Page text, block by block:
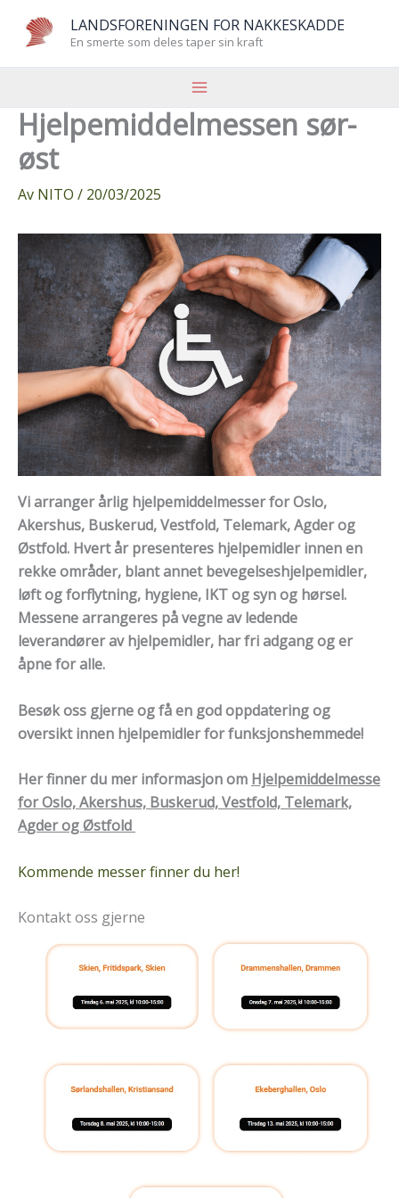
LANDSFORENINGEN FOR NAKKESKADDE
En smerte som deles taper sin kraft
Hjelpemiddelmessen sør-
øst
Av NITO / 20/03/2025
Vi arranger årlig hjelpemiddelmesser for Oslo,
Akershus, Buskerud, Vestfold, Telemark, Agder og
Østfold. Hvert år presenteres hjelpemidler innen en
rekke områder, blant annet bevegelseshjelpemidler,
løft og forflytning, hygiene, IKT og syn og hørsel.
Messene arrangeres på vegne av ledende
leverandører av hjelpemidler, har fri adgang og er
åpne for alle.
Besøk oss gjerne og få en god oppdatering og
oversikt innen hjelpemidler for funksjonshemmede!
Her finner du mer informasjon om Hjelpemiddelmesse
for Oslo, Akershus, Buskerud, Vestfold, Telemark,
Agder og Østfold
Kommende messer finner du her!
Kontakt oss gjerne